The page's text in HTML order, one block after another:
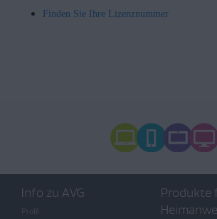
Finden Sie Ihre Lizenznummer
Info zu AVG
Produkte